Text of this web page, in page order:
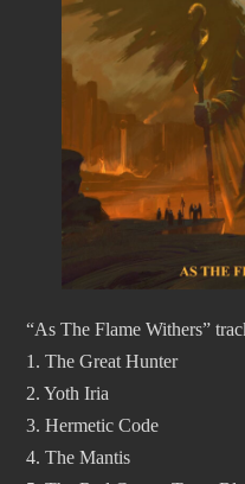
“As The Flame Withers”
1. The Great Hunter
2. Yoth Iria
3. Hermetic Code
4. The Mantis